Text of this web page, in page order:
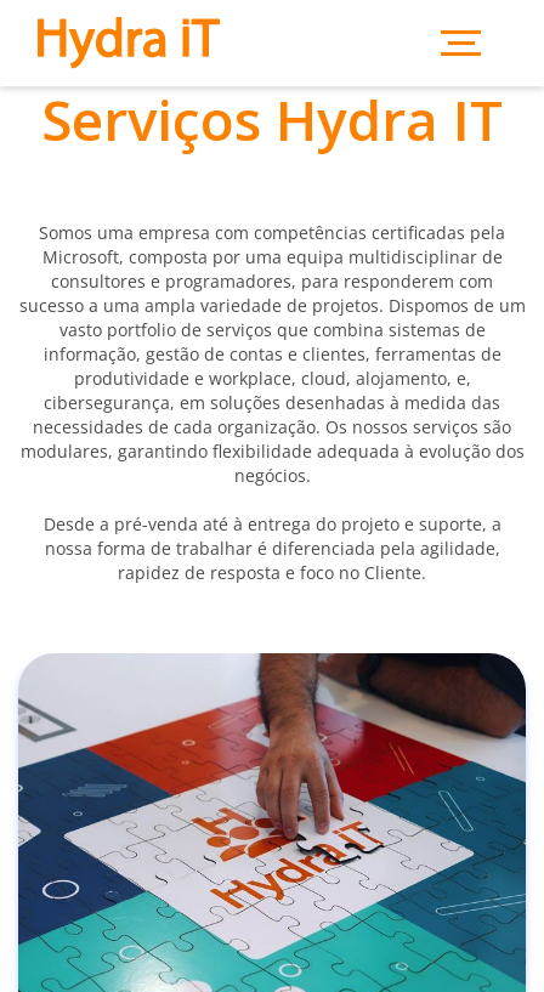
Serviços Hydra IT
Somos uma empresa com competências certificadas pela
Microsoft, composta por uma equipa multidisciplinar de
consultores e programadores, para responderem com
sucesso a uma ampla variedade de projetos. Dispomos de um
vasto portfolio de serviços que combina sistemas de
informação, gestão de contas e clientes, ferramentas de
produtividade e workplace, cloud, alojamento, e,
cibersegurança, em soluções desenhadas à medida das
necessidades de cada organização. Os nossos serviços são
modulares, garantindo flexibilidade adequada à evolução dos
negócios.
Desde a pré-venda até à entrega do projeto e suporte, a
nossa forma de trabalhar é diferenciada pela agilidade,
rapidez de resposta e foco no Cliente.